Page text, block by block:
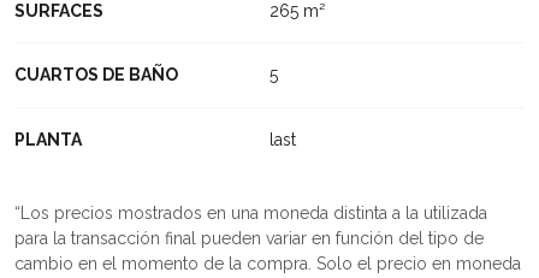
SURFACES 265 m²
CUARTOS DE BAÑO 5
PLANTA last
Los precios mostrados en una moneda distinta a la utilizada
para la transacción final pueden variar en función del tipo de
cambio en el momento de la compra. Solo el precio en moneda